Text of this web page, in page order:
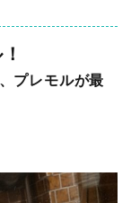
プレモルが最